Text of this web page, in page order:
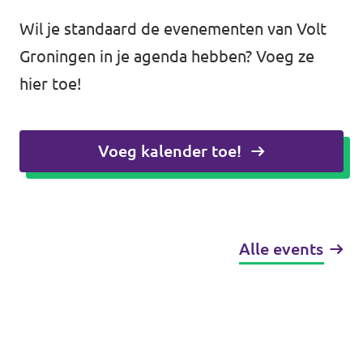
Wil je standaard de evenementen van Volt
Groningen in je agenda hebben? Voeg ze
hier toe!
Voeg kalender toe!
Alle events